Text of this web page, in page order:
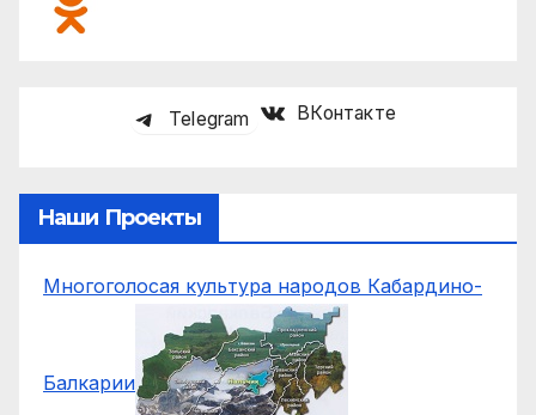
Telegram ВКонтакте
Наши Проекты
Многоголосая культура народов Кабардино-
Балкарии